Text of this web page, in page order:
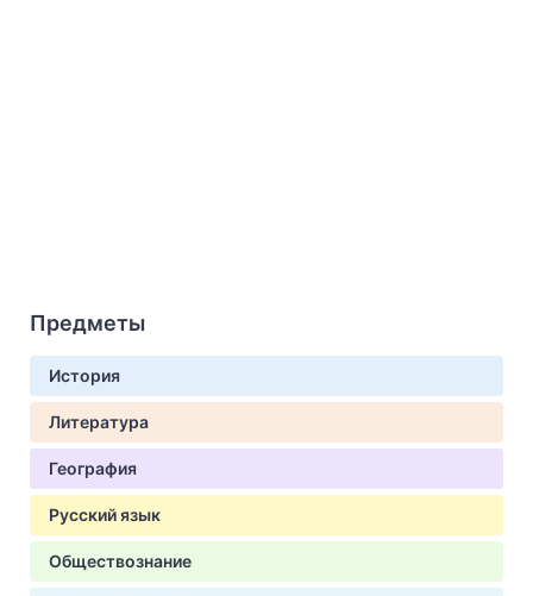
Предметы
История
Литература
География
Русский язык
Обществознание